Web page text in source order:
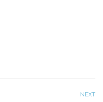
NEXT